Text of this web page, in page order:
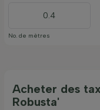
No. de mètres
Acheter des
Robusta'